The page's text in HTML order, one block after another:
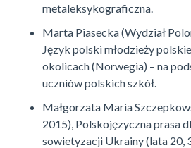
metaleksykograficzna.
Marta Piasecka (Wydział
Język polski młodzieży
okolicach (Norwegia) – na
uczniów polskich szkół.
Małgorzata Maria
2015), Polskojęzyczna prasa
sowietyzacji Ukrainy (lata 20,